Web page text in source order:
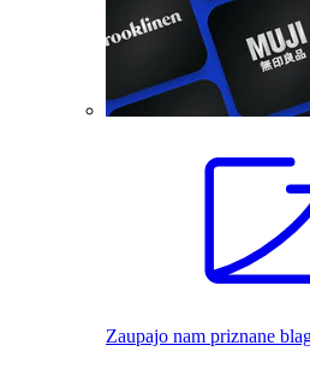
Zaupajo nam priznane